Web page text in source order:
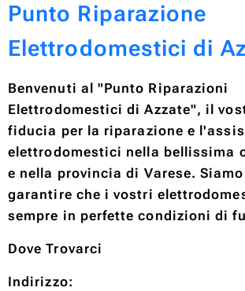
Punto Riparazione
Elettrodomestici di
Benvenuti al "Punto Riparazioni
Elettrodomestici di Azzate", il
fiducia per la riparazione e
elettrodomestici nella bellissima
e nella provincia di Varese.
garantire che i vostri
sempre in perfette condizioni di
Dove Trovarci
Indirizzo: